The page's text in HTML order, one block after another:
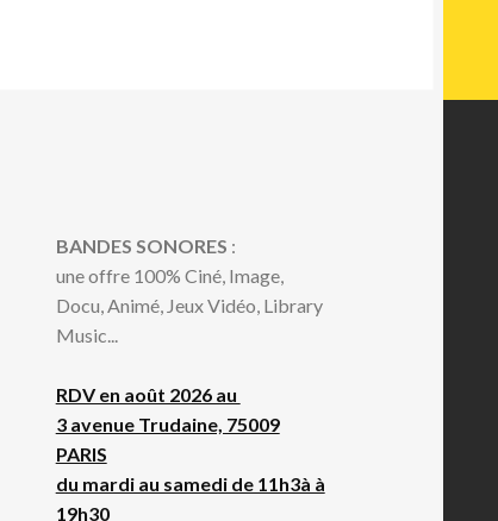
BANDES SONORES :
une offre 100% Ciné, Image,
Docu, Animé, Jeux Vidéo, Library
Music...
RDV en août 2026 au
3 avenue Trudaine, 75009
PARIS
du mardi au samedi de 11h3à à
19h30